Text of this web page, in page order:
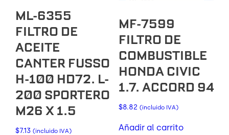
ML-6355
FILTRO DE
ACEITE
CANTER FUSSO
H-100 HD72. L-
200 SPORTERO
M26 X 1.5
$7.13 (incluido IVA)
MF-7599
FILTRO DE
COMBUSTIBLE
HONDA CIVIC
1.7. ACCORD 94
$8.82 (incluido IVA)
Añadir al carrito